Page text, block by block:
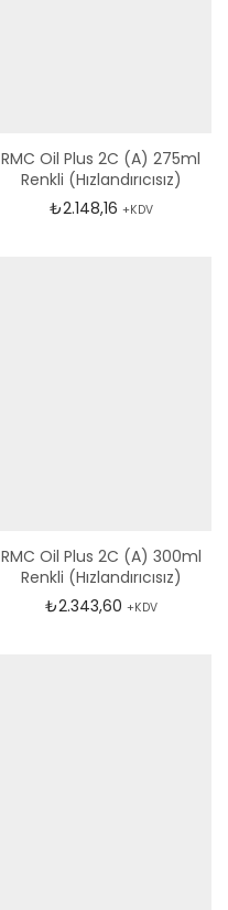
RMC Oil Plus 2C (A) 275ml
Renkli (Hızlandırıcısız)
₺2.148,16 +KDV
RMC Oil Plus 2C (A) 300ml
Renkli (Hızlandırıcısız)
₺2.343,60 +KDV